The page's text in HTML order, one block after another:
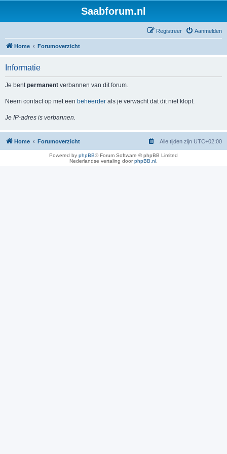
Saabforum.nl
Aanmelden
Registreer
Home Forumoverzicht
Informatie
Je bentpermanent verbannen van dit forum.
Neem contact op met een beheerder als je verwacht dat dit niet klopt.
Je IP-adres is verbannen.
Home Forumoverzicht Alle tijden zijn UTC+02:00
Powered by phpBB® Forum Software © phpBB Limited
Nederlandse vertaling doorphpBB.nl